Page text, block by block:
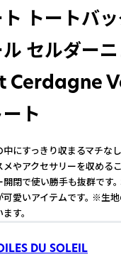
ト トートバ
ル セルダー
Cerdagne
ート
にすっきり収まるマチな
メやアクセサリーを収める
開閉で使い勝手も抜群です
可愛いアイテムです。 ※生
す。
DU SOLEIL